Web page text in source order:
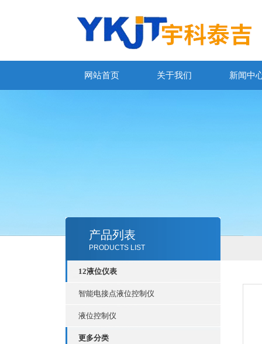
网站首页 关于我们 新闻中
产品列表
PRODUCTS LIST
12液位仪表
智能电接点液位控制仪
液位控制仪
更多分类